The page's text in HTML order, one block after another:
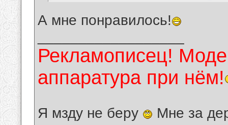
А мне понравилось!
Рекламописец!
аппаратура при нём!
Я мзду не беру Мне за